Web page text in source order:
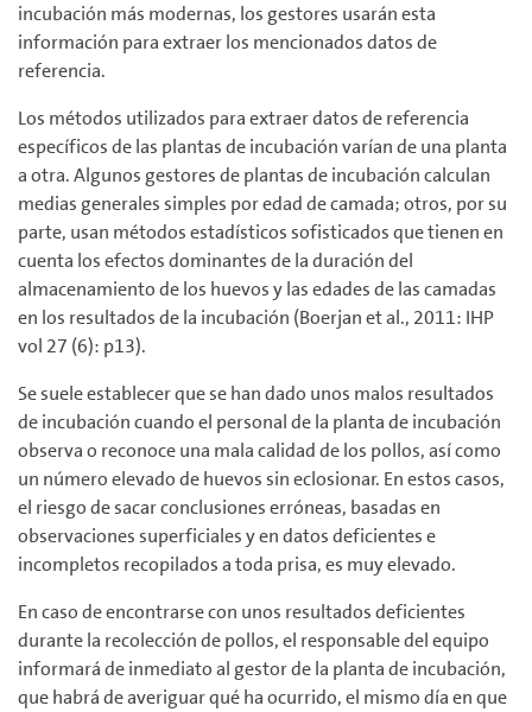
incubación más modernas, los gestores usarán esta
información para extraer los mencionados datos de
referencia.
Los métodos utilizados para extraer datos de referencia
específicos de las plantas de incubación varían de una planta
a otra. Algunos gestores de plantas de incubación calculan
medias generales simples por edad de camada; otros, por su
parte, usan métodos estadísticos sofisticados que tienen en
cuenta los efectos dominantes de la duración del
almacenamiento de los huevos y las edades de las camadas
en los resultados de la incubación (Boerjan et al., 2011: IHP
vol 27 (6): p13).
Se suele establecer que se han dado unos malos resultados
de incubación cuando el personal de la planta de incubación
observa o reconoce una mala calidad de los pollos, así como
un número elevado de huevos sin eclosionar. En estos casos,
el riesgo de sacar conclusiones erróneas, basadas en
observaciones superficiales y en datos deficientes e
incompletos recopilados a toda prisa, es muy elevado.
En caso de encontrarse con unos resultados deficientes
durante la recolección de pollos, el responsable del equipo
informará de inmediato al gestor de la planta de incubación,
que habrá de averiguar qué ha ocurrido, el mismo día en que